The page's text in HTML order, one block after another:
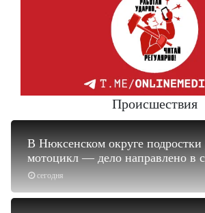
Происшествия
сегодня
В Нюксенском округе подростки
мотоцикл — дело направлено в